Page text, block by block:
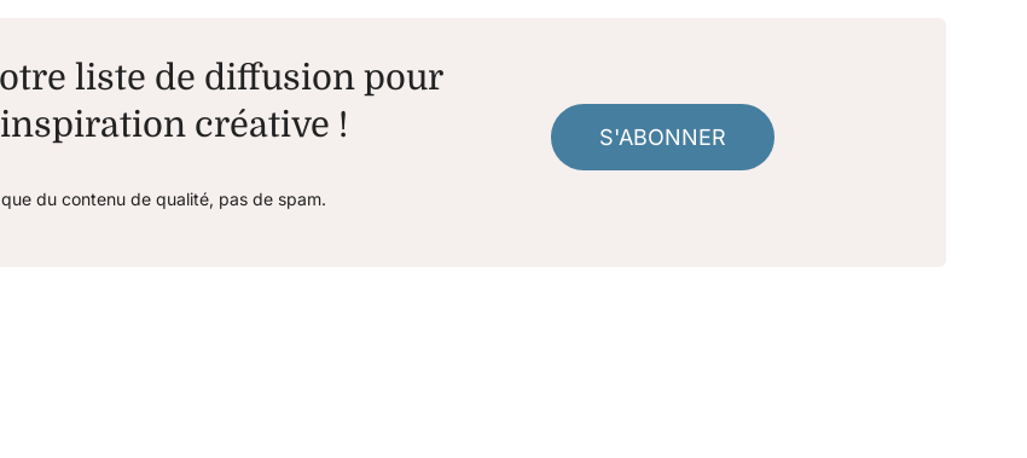
liste de diffusion pour
créative !
du contenu de qualité, pas de spam.
S'ABONNER